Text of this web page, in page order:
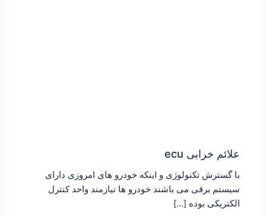
علائم خرابی ecu
با گسترش تکنولوژی و اینکه خودرو های امروزی دارای
سیستم برقی می باشند خودرو ها نیازمند واحد کنترل
الکتریکی بوده […]